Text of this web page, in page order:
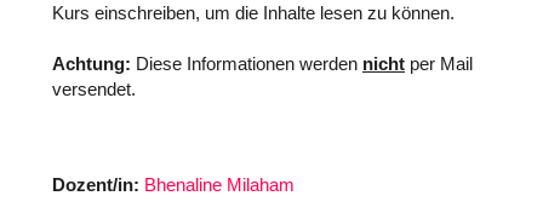
Kurs einschreiben, um die Inhalte lesen zu können.
Achtung: Diese Informationen werden nicht per Mail
versendet.
Dozent/in: Bhenaline Milaham